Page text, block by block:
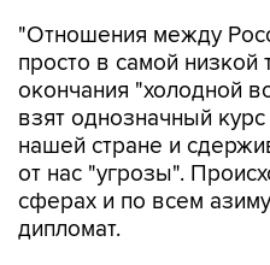
"Отношения между
просто в самой низкой
окончания "холодной
взят однозначный
нашей стране и
от нас "угрозы".
сферах и по всем
дипломат.